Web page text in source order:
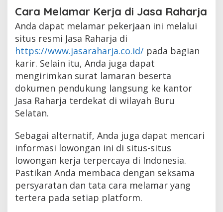
Cara Melamar Kerja di Jasa Raharja
Anda dapat melamar pekerjaan ini melalui
situs resmi Jasa Raharja di
https://www.jasaraharja.co.id/ pada bagian
karir. Selain itu, Anda juga dapat
mengirimkan surat lamaran beserta
dokumen pendukung langsung ke kantor
Jasa Raharja terdekat di wilayah Buru
Selatan.
Sebagai alternatif, Anda juga dapat mencari
informasi lowongan ini di situs-situs
lowongan kerja terpercaya di Indonesia.
Pastikan Anda membaca dengan seksama
persyaratan dan tata cara melamar yang
tertera pada setiap platform.